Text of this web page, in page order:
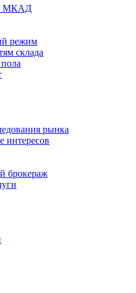
МКАД
режим
склада
рынка
интересов
брокераж